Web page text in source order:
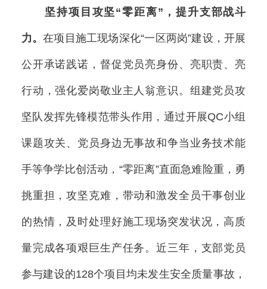
坚持项目攻坚“零距离”，提升支部战斗
力。在项目施工现场深化“一区两岗”建设，开展
公开承诺践诺，督促党员亮身份、亮职责、亮
行动，强化爱岗敬业主人翁意识。组建党员攻
坚队发挥先锋模范带头作用，通过开展QC小组
课题攻关、党员身边无事故和争当业务技术能
手等争学比创活动，“零距离”直面急难险重，勇
挑重担，攻坚克难，带动和激发全员干事创业
的热情，及时处理好施工现场突发状况，高质
量完成各项艰巨生产任务。近三年，支部党员
参与建设的128个项目均未发生安全质量事故，